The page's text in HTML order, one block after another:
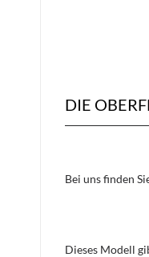
DIE
Bei uns finden
Dieses Modell